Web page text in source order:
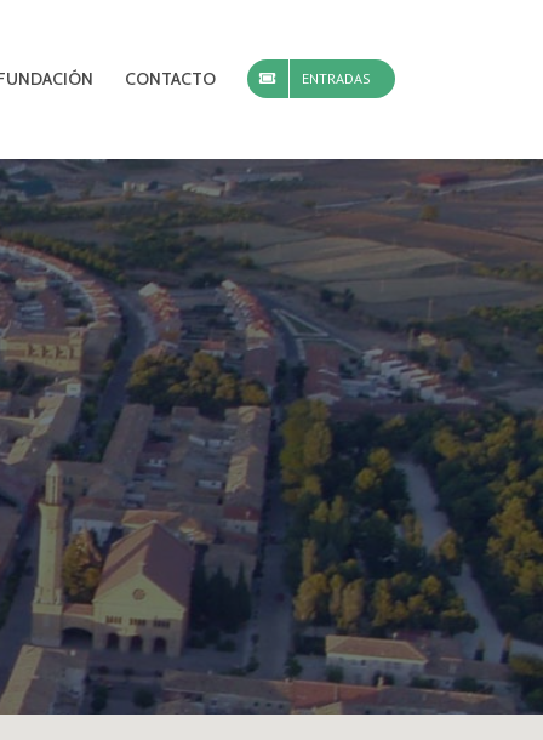
CONTACTO ENTRADAS